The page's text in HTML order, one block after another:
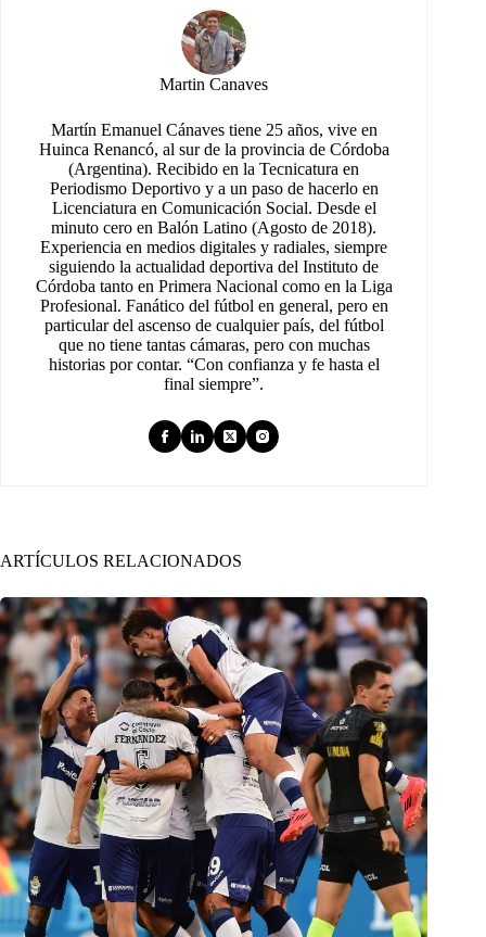
Martin Canaves
Martín Emanuel Cánaves tiene 25 años, vive en
Huinca Renancó, al sur de la provincia de Córdoba
(Argentina). Recibido en la Tecnicatura en
Periodismo Deportivo y a un paso de hacerlo en
Licenciatura en Comunicación Social. Desde el
minuto cero en Balón Latino (Agosto de 2018).
Experiencia en medios digitales y radiales, siempre
siguiendo la actualidad deportiva del Instituto de
Córdoba tanto en Primera Nacional como en la Liga
Profesional. Fanático del fútbol en general, pero en
particular del ascenso de cualquier país, del fútbol
que no tiene tantas cámaras, pero con muchas
historias por contar. “Con confianza y fe hasta el
final siempre”.
ARTÍCULOS RELACIONADOS